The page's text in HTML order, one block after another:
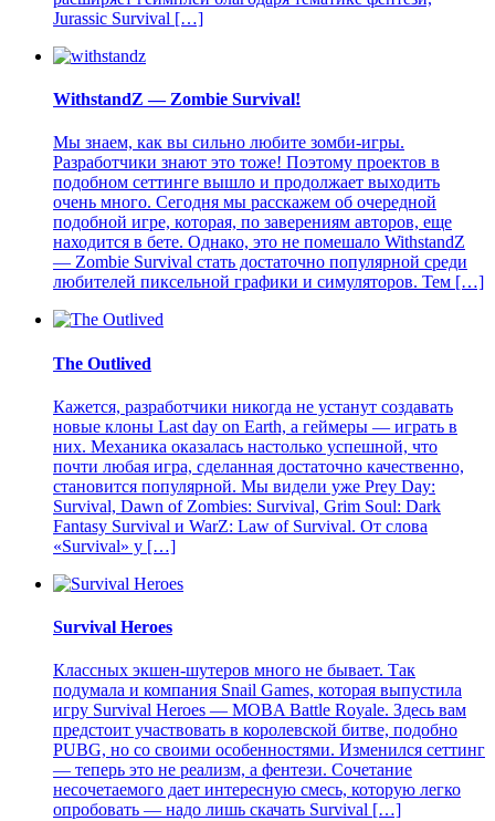
Jurassic Survival […]
WithstandZ — Zombie Survival!
Мы знаем, как вы сильно любите зомби-игры.
Разработчики знают это тоже! Поэтому проектов в
подобном сеттинге вышло и продолжает выходить
очень много. Сегодня мы расскажем об очередной
подобной игре, которая, по заверениям авторов, еще
находится в бете. Однако, это не помешало WithstandZ
— Zombie Survival стать достаточно популярной среди
любителей пиксельной графики и симуляторов. Тем […]
The Outlived
Кажется, разработчики никогда не устанут создавать
новые клоны Last day on Earth, а геймеры — играть в
них. Механика оказалась настолько успешной, что
почти любая игра, сделанная достаточно качественно,
становится популярной. Мы видели уже Prey Day:
Survival, Dawn of Zombies: Survival, Grim Soul: Dark
Fantasy Survival и WarZ: Law of Survival. От слова
«Survival» у […]
Survival Heroes
Классных экшен-шутеров много не бывает. Так
подумала и компания Snail Games, которая выпустила
игру Survival Heroes — MOBA Battle Royale. Здесь вам
предстоит участвовать в королевской битве, подобно
PUBG, но со своими особенностями. Изменился сеттинг
— теперь это не реализм, а фентези. Сочетание
несочетаемого дает интересную смесь, которую легко
опробовать — надо лишь скачать Survival […]